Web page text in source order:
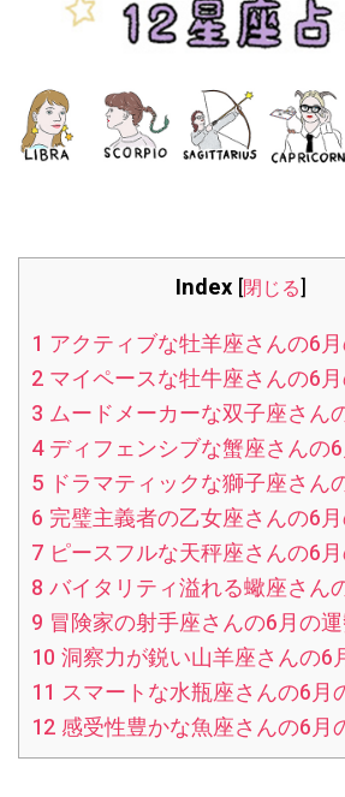
Index [閉じる]
1 アクティブな牡羊座さんの6
2マイペースな牡牛座さんの6
3 ムードメーカーな双子座さん
4ディフェンシブな蟹座さんの
5ドラマティックな獅子座さん
6 完璧主義者の乙女座さんの6
7ピースフルな天秤座さんの6
8 バイタリティ溢れる蠍座さん
9 冒険家の射手座さんの6月の
10 洞察力が鋭い山羊座さんの6
11 スマートな水瓶座さんの6月
12感受性豊かな魚座さんの6月